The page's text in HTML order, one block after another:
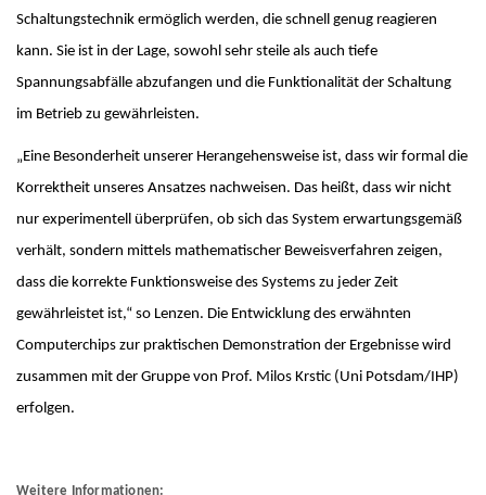
Schaltungstechnik ermöglich werden, die schnell genug reagieren
kann. Sie ist in der Lage, sowohl sehr steile als auch tiefe
Spannungsabfälle abzufangen und die Funktionalität der Schaltung
im Betrieb zu gewährleisten.
„Eine Besonderheit unserer Herangehensweise ist, dass wir formal die
Korrektheit unseres Ansatzes nachweisen. Das heißt, dass wir nicht
nur experimentell überprüfen, ob sich das System erwartungsgemäß
verhält, sondern mittels mathematischer Beweisverfahren zeigen,
dass die korrekte Funktionsweise des Systems zu jeder Zeit
gewährleistet ist,“ so Lenzen. Die Entwicklung des erwähnten
Computerchips zur praktischen Demonstration der Ergebnisse wird
zusammen mit der Gruppe von Prof. Milos Krstic (Uni Potsdam/IHP)
erfolgen.
Weitere Informationen: